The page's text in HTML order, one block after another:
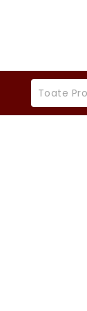
Toate